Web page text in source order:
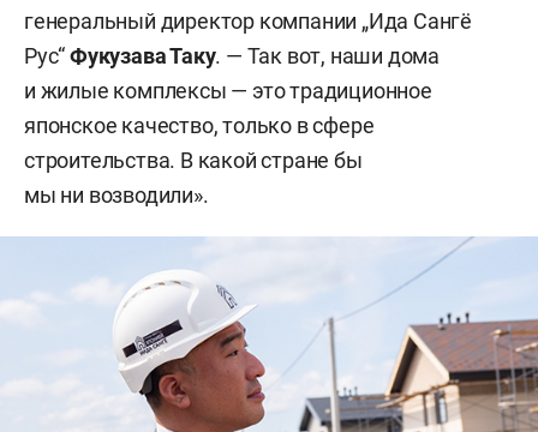
генеральный директор компании „Ида Сангё
Рус“Фукузава Таку. — Так вот, наши дома
и жилые комплексы — это традиционное
японское качество, только в сфере
строительства. В какой стране бы
мы ни возводили».